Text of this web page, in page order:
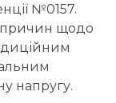
№0157.
причин щодо
напругу.